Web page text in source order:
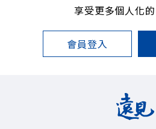
享受更多個人化
會員登入